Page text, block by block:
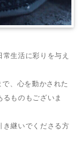
生活に彩りを与え
、心を動かされた
ものもございま
き継いでくださる方